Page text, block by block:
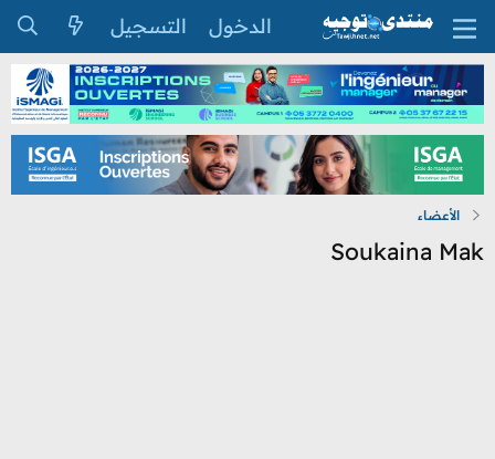
الدخول التسجيل
الأعضاء
Soukaina Mak